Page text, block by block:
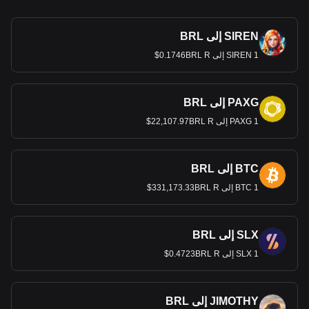
SIREN إلى BRL
1 SIREN إلى 0.1746BRL R$
PAXG إلى BRL
1 PAXG إلى 22,107.97BRL R$
BTC إلى BRL
1 BTC إلى 331,173.33BRL R$
SLX إلى BRL
1 SLX إلى 0.4723BRL R$
JIMOTHY إلى BRL